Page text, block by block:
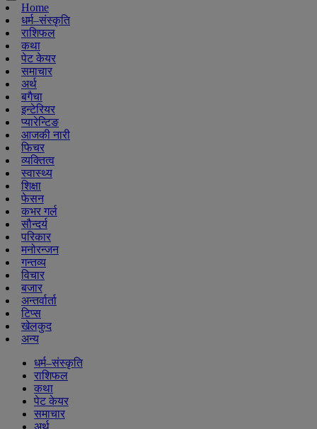
Home
धर्म–संस्कृति
राशिफल
कथा
पेट केयर
समाचार
अर्थ
बगैचा
इन्टेरियर
प्यारेन्टिङ
आजकी नारी
फिचर
व्यक्तित्व
स्वास्थ्य
शिक्षा
फेसन
कभर गर्ल
सौन्दर्य
परिकार
मनोरन्जन
गन्तव्य
विचार
बजार
अन्तर्वार्ता
टिप्स
खेलकुद
अन्य
धर्म–संस्कृति
राशिफल
कथा
पेट केयर
समाचार
अर्थ